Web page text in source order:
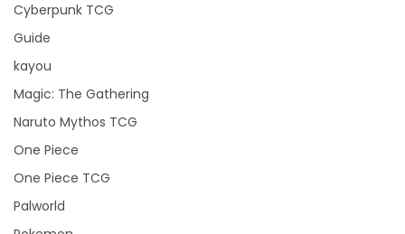
Cyberpunk TCG
Guide
kayou
Magic: The Gathering
Naruto Mythos TCG
One Piece
One Piece TCG
Palworld